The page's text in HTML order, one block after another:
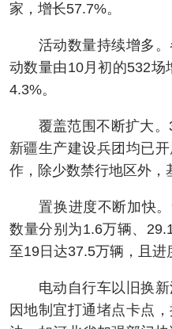
家，增长57.7%。
活动数量持续增多。
动数量由10月初的532场
4.3%。
覆盖范围不断扩大。
新疆生产建设兵团均已
作，除少数禁行地区外，
置换进度不断加快。
数量分别为1.6万辆、
至19日达37.5万辆，且进
电动自行车以旧换新
因地制宜打通堵点卡点